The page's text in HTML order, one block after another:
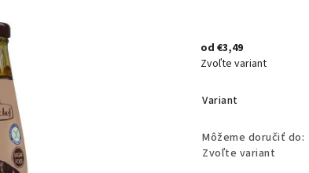
od €3,49
Zvoľte variant
Variant
Môžeme doručiť do:
Zvoľte variant